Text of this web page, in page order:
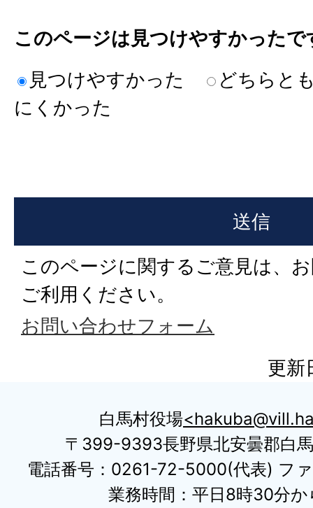
このページは見つけやすかったで
見つけやすかった
どちらと
にくかった
このページに関するご意見は、
ご利用ください。
お問い合わせフォーム
更新
白馬村役場
〒399-9393長野県北安曇郡白
電話番号：0261-72-5000(代表) フ
業務時間：平日8時30分か